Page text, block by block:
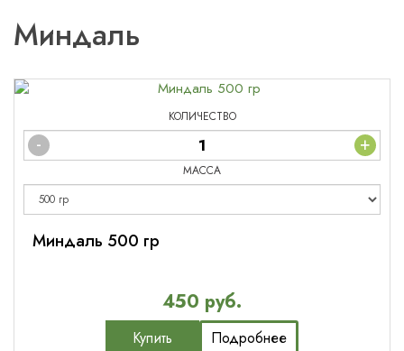
Миндаль
КОЛИЧЕСТВО
- +
МАССА
Миндаль 500 гр
450 руб.
Купить Подробнее